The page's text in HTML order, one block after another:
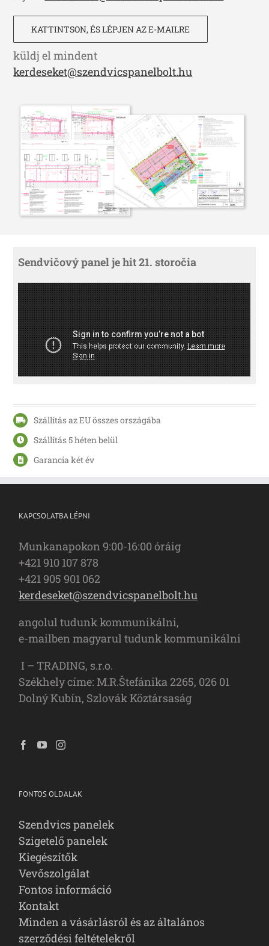
KATTINTSON, ÉS LÉPJEN AZ E-MAILRE
küldj el mindent
kerdeseket@szendvicspanelbolt.hu
Sendvičový panel je hit 21. storočia
Szállítás az EU összes országába
Szállítás 5 héten belül
Garancia két év
KAPCSOLATBA LÉPNI
Munkanapokon 9:00-16:00 óráig
+421 910 107 878
+421 905 901 062
kerdeseket@szendvicspanelbolt.hu
angolul tudunk kommunikálni,
e-mailben magyarul tudunk kommunikálni
I – TRADING, s.r.o.
Székhely címe: M.R.Štefánika 2265, 026 01
Dolný Kubín, Szlovák Köztársaság
FONTOS OLDALAK
Szendvics panelek
Szigetelő panelek
Kiegészítők
Vevőszolgálat
Fontos információ
Kontakt
Minden a vásárlásról és az általános
szerződési feltételekről